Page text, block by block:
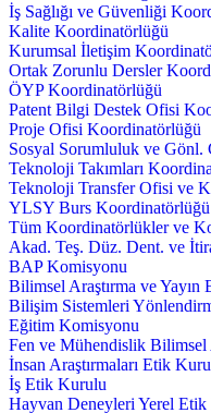
İş Sağlığı ve Güvenliği
Kalite Koordinatörlüğü
Kurumsal İletişim
Ortak Zorunlu Dersler
ÖYP Koordinatörlüğü
Patent Bilgi Destek Ofisi
Proje Ofisi Koordinatörlüğü
Sosyal Sorumluluk ve Gönl.
Teknoloji Takımları
Teknoloji Transfer Ofisi ve
YLSY Burs Koordinatörlüğü
Tüm Koordinatörlükler ve
Akad. Teş. Düz. Dent. ve
BAP Komisyonu
Bilimsel Araştırma ve Yayın
Bilişim Sistemleri
Eğitim Komisyonu
Fen ve Mühendislik Bilimsel
İnsan Araştırmaları Etik
İş Etik Kurulu
Hayvan Deneyleri Yerel